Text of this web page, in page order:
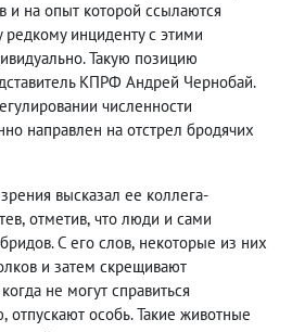
и на опыт которой ссылаются
редкому инциденту с этими
Такую позицию
КПРФ Андрей Чернобай.
численности
направлен на отстрел бродячих
высказал ее коллега-
, отметив, что люди и сами
С его слов, некоторые из них
и затем скрещивают
не могут справиться
, отпускают особь. Такие животные